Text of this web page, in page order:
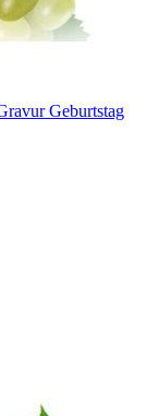
Geburtstag